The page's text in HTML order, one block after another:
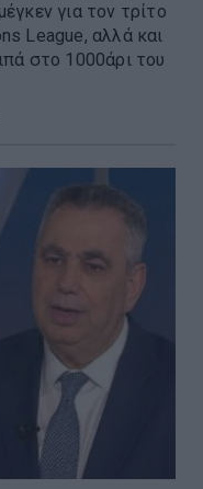
για τον τρίτο
League, αλλά και
στο 1000άρι του